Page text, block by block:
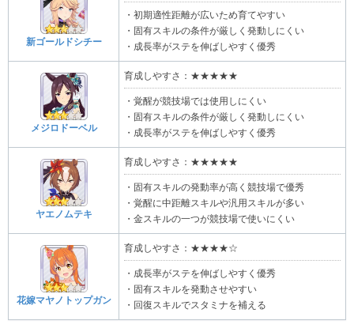
新ゴールドシチー
・初期適性距離が広いため育てやすい
・固有スキルの条件が厳しく発動しにくい
・成長率がステを伸ばしやすく優秀
メジロドーベル
育成しやすさ：★★★★★
・覚醒が競技場では使用しにくい
・固有スキルの条件が厳しく発動しにくい
・成長率がステを伸ばしやすく優秀
ヤエノムテキ
育成しやすさ：★★★★★
・固有スキルの発動率が高く競技場で優秀
・覚醒に中距離スキルや汎用スキルが多い
・金スキルの一つが競技場で使いにくい
花嫁マヤノトップガン
育成しやすさ：★★★★☆
・成長率がステを伸ばしやすく優秀
・固有スキルを発動させやすい
・回復スキルでスタミナを補える